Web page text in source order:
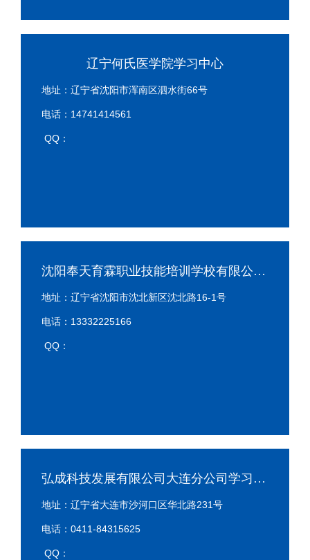
辽宁何氏医学院学习中心
地址：辽宁省沈阳市浑南区泗水街66号
电话：14741414561
QQ：
沈阳奉天育霖职业技能培训学校有限公司学习中心
地址：辽宁省沈阳市沈北新区沈北路16-1号
电话：13332225166
QQ：
弘成科技发展有限公司大连分公司学习中心
地址：辽宁省大连市沙河口区华北路231号
电话：0411-84315625
QQ：